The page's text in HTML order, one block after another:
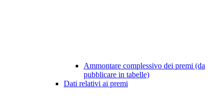
Ammontare complessivo dei premi (da
pubblicare in tabelle)
Dati relativi ai premi